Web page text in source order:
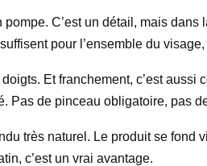
pompe. C’est un détail, mais
pour l’ensemble du
Et franchement, c’est
Pas de pinceau obligatoire, pas
très naturel. Le produit se
c’est un vrai avantage.